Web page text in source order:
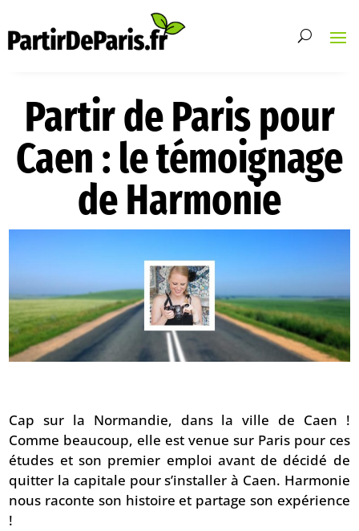
Partir de Paris pour
Caen : le témoignage
de Harmonie
Cap sur la Normandie, dans la ville de Caen !
Comme beaucoup, elle est venue sur Paris pour ces
études et son premier emploi avant de décidé de
quitter la capitale pour s’installer à Caen. Harmonie
nous raconte son histoire et partage son expérience
!